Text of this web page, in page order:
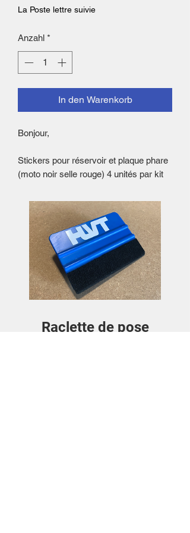
La Poste lettre suivie
Anzahl *
In den Warenkorb
Bonjour,
Stickers pour réservoir et plaque phare
(moto noir selle rouge) 4 unités par kit
Raclette de pose